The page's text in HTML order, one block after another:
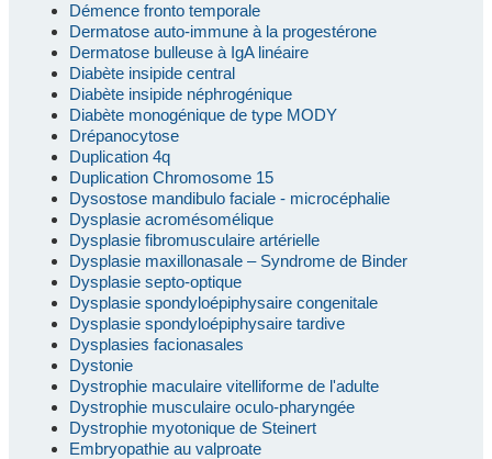
Démence fronto temporale
Dermatose auto-immune à la progestérone
Dermatose bulleuse à IgA linéaire
Diabète insipide central
Diabète insipide néphrogénique
Diabète monogénique de type MODY
Drépanocytose
Duplication 4q
Duplication Chromosome 15
Dysostose mandibulo faciale - microcéphalie
Dysplasie acromésomélique
Dysplasie fibromusculaire artérielle
Dysplasie maxillonasale – Syndrome de Binder
Dysplasie septo-optique
Dysplasie spondyloépiphysaire congenitale
Dysplasie spondyloépiphysaire tardive
Dysplasies facionasales
Dystonie
Dystrophie maculaire vitelliforme de l'adulte
Dystrophie musculaire oculo-pharyngée
Dystrophie myotonique de Steinert
Embryopathie au valproate